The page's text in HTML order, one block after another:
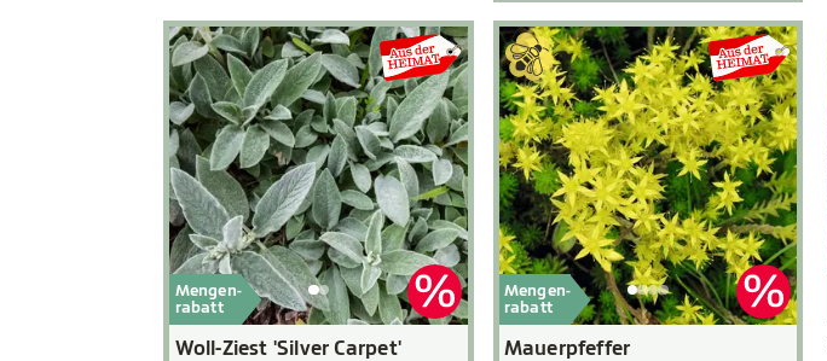
Mengen-
rabatt
Woll-Ziest 'Silver Carpet'
Mengen-
rabatt
Mauerpfeffer